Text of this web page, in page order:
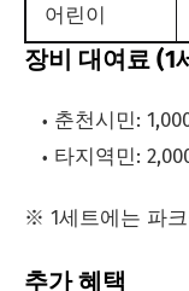
어린이
장비 대여료 (1
춘천시민:
타지역민:
※ 1세트에는 파
추가 혜택